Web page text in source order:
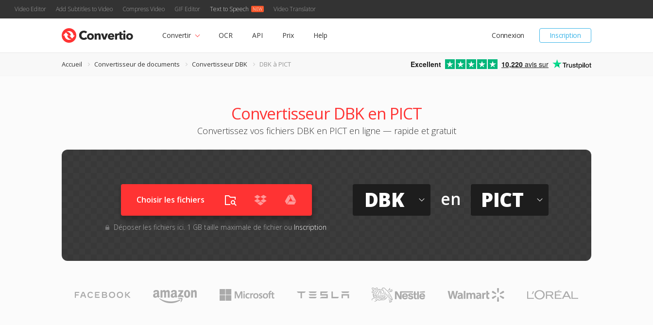
Video Editor Add Subtitles to Video Compress Video GIF Editor Text to Speech Video Translator
Inscription
Connexion
Convertir OCR API Prix Help
Accueil Convertisseur de documents Convertisseur DBK DBK à PICT Excellent 10,220 avis sur
Convertisseur DBK en PICT
Convertissez vos fichiers DBK en PICT en ligne — rapide et gratuit
Choisir les fichiers
Déposer les fichiers ici. 1 GB taille maximale de fichier ou Inscription
DBK en PICT